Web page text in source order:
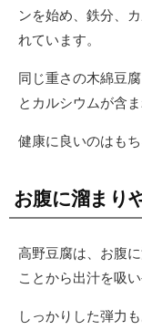
ンを始め、鉄分、
れています。
同じ重さの木綿豆
とカルシウムが含
健康に良いのはも
お腹に溜まり
高野豆腐は、お腹
ことから出汁を吸
しっかりした弾力